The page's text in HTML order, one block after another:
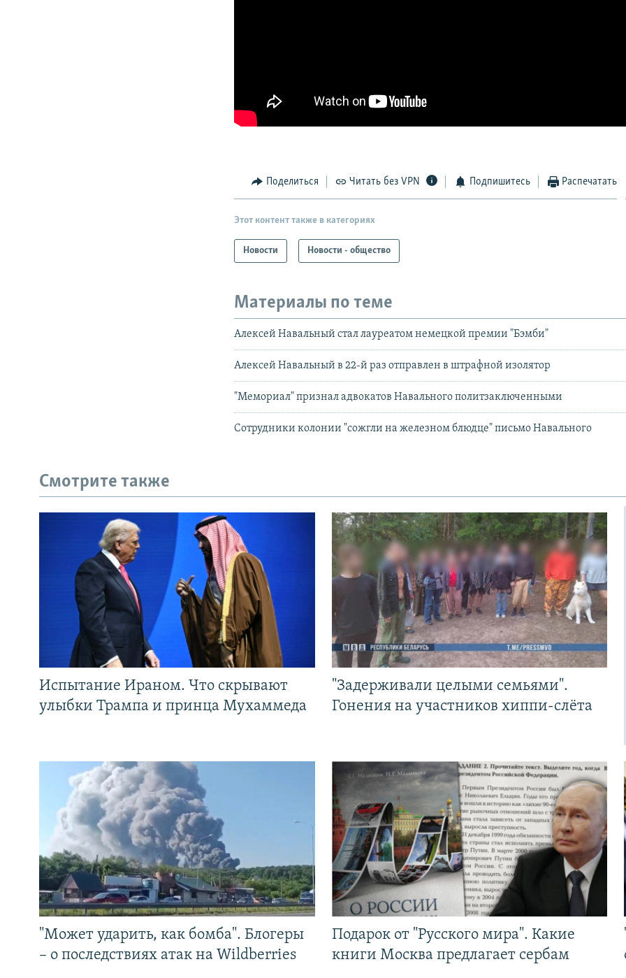
Поделиться Читать без VPN Подпишитесь Распечатать
Этот контент также в категориях
Новости Новости - общество
Материалы по теме
Алексей Навальный стал лауреатом немецкой премии "Бэмби"
Алексей Навальный в 22-й раз отправлен в штрафной изолятор
"Мемориал" признал адвокатов Навального политзаключенными
Сотрудники колонии "сожгли на железном блюдце" письмо Навального
Смотрите также
Испытание Ираном. Что скрывают
улыбки Трампа и принца Мухаммеда
"Задерживали целыми семьями".
Гонения на участников хиппи-слёта
"Может ударить, как бомба". Блогеры
– о последствиях атак на Wildberries
Подарок от "Русского мира". Какие
книги Москва предлагает сербам